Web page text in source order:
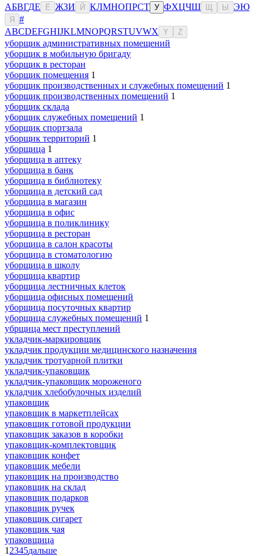
АБВГДЕ Ё ЖЗИ Й КЛМНОПРСТ У ФХЦЧШ Ы ЭЮ
Я
#
ABCDEFGHIJKLMNOPQRSTUVWX Y Z
уборщик административных помещений
уборщик в мобильную бригаду
уборщик в ресторан
уборщик помещения 1
уборщик производственных и служебных помещений 1
уборщик производственных помещений 1
уборщик склада
уборщик служебных помещений 1
уборщик спортзала
уборщик территорий 1
уборщица 1
уборщица в аптеку
уборщица в банк
уборщица в библиотеку
уборщица в детский сад
уборщица в магазин
уборщица в офис
уборщица в поликлинику
уборщица в ресторан
уборщица в салон красоты
уборщица в стоматологию
уборщица в школу
уборщица квартир
уборщица лестничных клеток
уборщица офисных помещений
уборщица посуточных квартир
уборщица служебных помещений 1
убрщица мест преступлений
укладчик-маркировщик
укладчик продукции медицинского назначения
укладчик тротуарной плитки
укладчик-упаковщик
укладчик-упаковщик мороженого
укладчик хлебобулочных изделий
упаковщик
упаковщик в маркетплейсах
упаковщик готовой продукции
упаковщик заказов в коробки
упаковщик-комплектовщик
упаковщик конфет
упаковщик мебели
упаковщик на производство
упаковщик на склад
упаковщик подарков
упаковщик ручек
упаковщик сигарет
упаковщик чая
упаковщица
1 2345дальше